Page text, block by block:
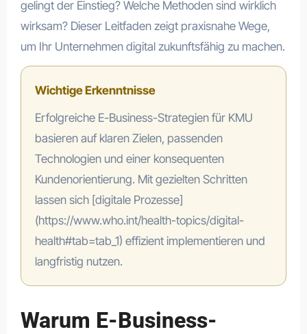
gelingt der Einstieg? Welche Methoden sind wirklich
wirksam? Dieser Leitfaden zeigt praxisnahe Wege,
um Ihr Unternehmen digital zukunftsfähig zu machen.
Wichtige Erkenntnisse
Erfolgreiche E-Business-Strategien für KMU
basieren auf klaren Zielen, passenden
Technologien und einer konsequenten
Kundenorientierung. Mit gezielten Schritten
lassen sich [digitale Prozesse]
(https://www.who.int/health-topics/digital-
health#tab=tab_1) effizient implementieren und
langfristig nutzen.
Warum E-Business-